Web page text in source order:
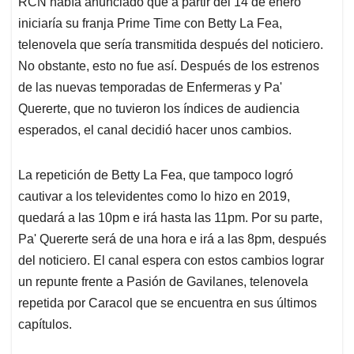
s
A
p
p
b
o
o
k
e
d
I
n
l
a
d
s
iniciaría su franja Prime Time con Betty La Fea,
telenovela que sería transmitida después del noticiero.
No obstante, esto no fue así. Después de los estrenos
de las nuevas temporadas de Enfermeras y Pa'
Quererte, que no tuvieron los índices de audiencia
esperados, el canal decidió hacer unos cambios.
La repetición de Betty La Fea, que tampoco logró
cautivar a los televidentes como lo hizo en 2019,
quedará a las 10pm e irá hasta las 11pm. Por su parte,
Pa' Quererte será de una hora e irá a las 8pm, después
del noticiero. El canal espera con estos cambios lograr
un repunte frente a Pasión de Gavilanes, telenovela
repetida por Caracol que se encuentra en sus últimos
capítulos.